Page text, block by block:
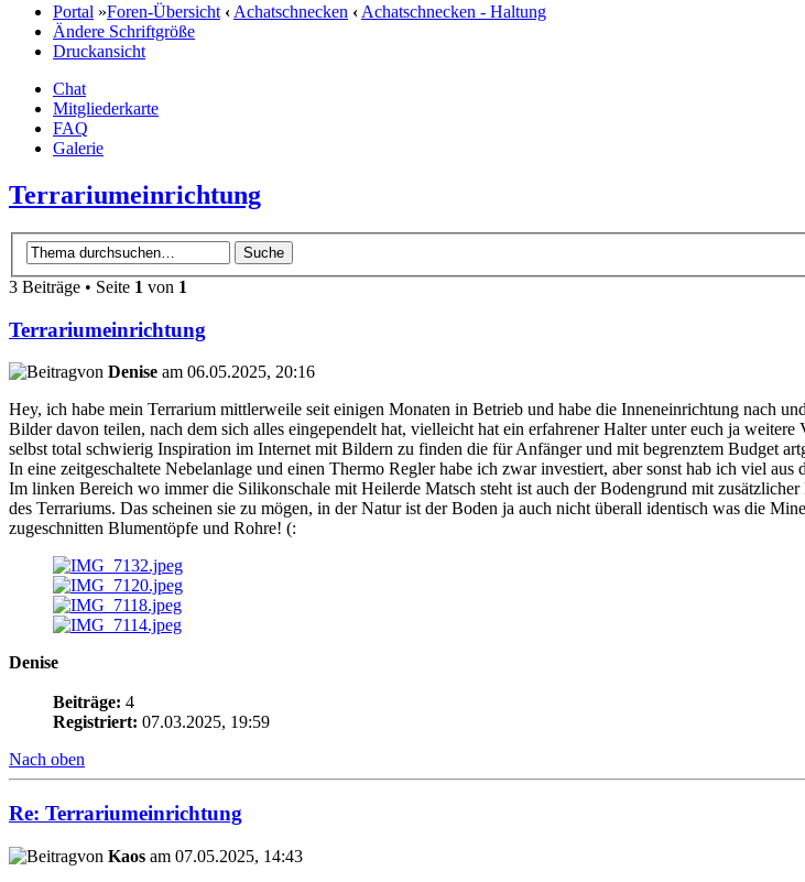
Portal »Foren-Übersicht ‹Achatschnecken ‹Achatschnecken - Haltung
Ändere Schriftgröße
Druckansicht
Chat
Mitgliederkarte
FAQ
Galerie
Terrariumeinrichtung
3 Beiträge • Seite 1 von 1
Terrariumeinrichtung
von Denise am 06.05.2025, 20:16
Hey, ich habe mein Terrarium mittlerweile seit einigen Monaten in Betrieb und habe die Inneneinrichtung nach
Bilder davon teilen, nach dem sich alles eingependelt hat, vielleicht hat ein erfahrener Halter unter euch ja
selbst total schwierig Inspiration im Internet mit Bildern zu finden die für Anfänger und mit begrenztem Budget
In eine zeitgeschaltete Nebelanlage und einen Thermo Regler habe ich zwar investiert, aber sonst hab ich viel aus
Im linken Bereich wo immer die Silikonschale mit Heilerde Matsch steht ist auch der Bodengrund mit
des Terrariums. Das scheinen sie zu mögen, in der Natur ist der Boden ja auch nicht überall identisch was die
zugeschnitten Blumentöpfe und Rohre! (:
Denise
Beiträge: 4
Registriert: 07.03.2025, 19:59
Nach oben
Re: Terrariumeinrichtung
von Kaos am 07.05.2025, 14:43